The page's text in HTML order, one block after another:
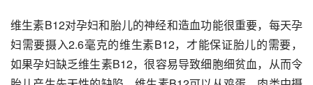
维生素B12对孕妇和胎儿的神经和造血功能很重要，每天孕
妇需要摄入2.6毫克的维生素B12，才能保证胎儿的需要，
如果孕妇缺乏维生素B12，很容易导致细胞细贫血，从而令